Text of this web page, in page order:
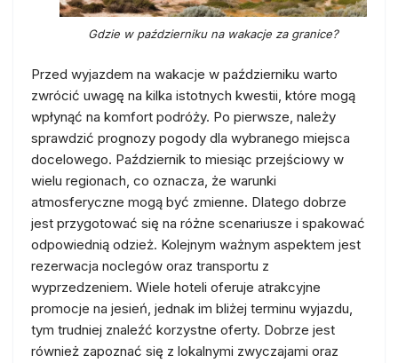
Gdzie w październiku na wakacje za granice?
Przed wyjazdem na wakacje w październiku warto
zwrócić uwagę na kilka istotnych kwestii, które mogą
wpłynąć na komfort podróży. Po pierwsze, należy
sprawdzić prognozy pogody dla wybranego miejsca
docelowego. Październik to miesiąc przejściowy w
wielu regionach, co oznacza, że warunki
atmosferyczne mogą być zmienne. Dlatego dobrze
jest przygotować się na różne scenariusze i spakować
odpowiednią odzież. Kolejnym ważnym aspektem jest
rezerwacja noclegów oraz transportu z
wyprzedzeniem. Wiele hoteli oferuje atrakcyjne
promocje na jesień, jednak im bliżej terminu wyjazdu,
tym trudniej znaleźć korzystne oferty. Dobrze jest
również zapoznać się z lokalnymi zwyczajami oraz